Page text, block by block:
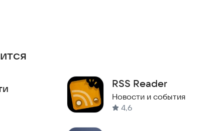
RSS Reader
Новости и события
4,6